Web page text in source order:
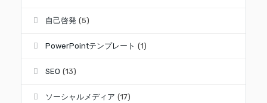
自己啓発 (5)
PowerPointテンプレート (1)
SEO (13)
ソーシャルメディア (17)